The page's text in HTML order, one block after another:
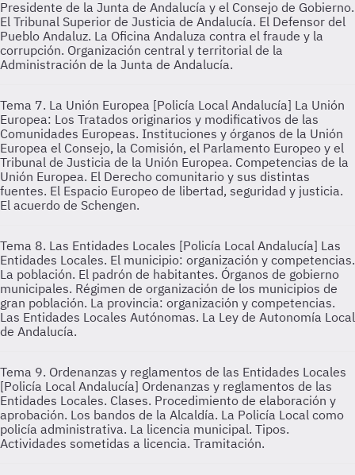
Presidente de la Junta de Andalucía y el Consejo de Gobierno.
El Tribunal Superior de Justicia de Andalucía. El Defensor del
Pueblo Andaluz. La Oficina Andaluza contra el fraude y la
corrupción. Organización central y territorial de la
Administración de la Junta de Andalucía.
Tema 7. La Unión Europea [Policía Local Andalucía] La Unión
Europea: Los Tratados originarios y modificativos de las
Comunidades Europeas. Instituciones y órganos de la Unión
Europea el Consejo, la Comisión, el Parlamento Europeo y el
Tribunal de Justicia de la Unión Europea. Competencias de la
Unión Europea. El Derecho comunitario y sus distintas
fuentes. El Espacio Europeo de libertad, seguridad y justicia.
El acuerdo de Schengen.
Tema 8. Las Entidades Locales [Policía Local Andalucía] Las
Entidades Locales. El municipio: organización y competencias.
La población. El padrón de habitantes. Órganos de gobierno
municipales. Régimen de organización de los municipios de
gran población. La provincia: organización y competencias.
Las Entidades Locales Autónomas. La Ley de Autonomía Local
de Andalucía.
Tema 9. Ordenanzas y reglamentos de las Entidades Locales
[Policía Local Andalucía] Ordenanzas y reglamentos de las
Entidades Locales. Clases. Procedimiento de elaboración y
aprobación. Los bandos de la Alcaldía. La Policía Local como
policía administrativa. La licencia municipal. Tipos.
Actividades sometidas a licencia. Tramitación.